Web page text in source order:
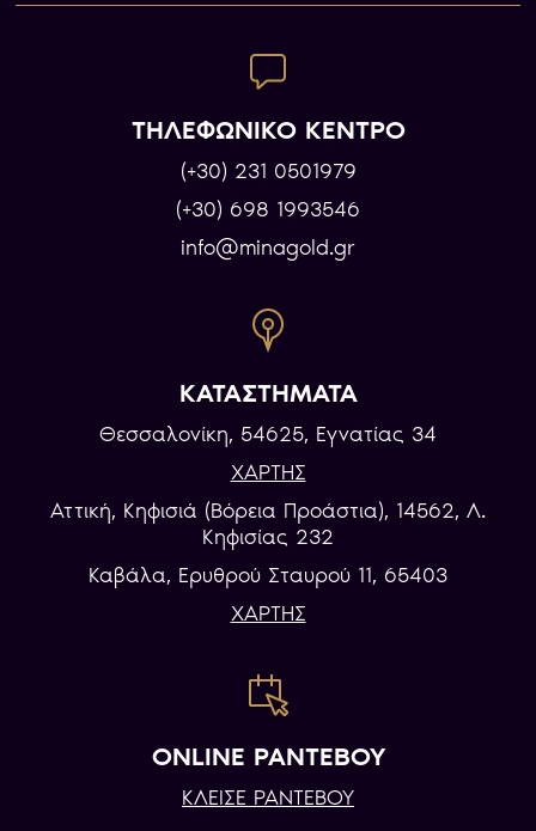
ΤΗΛΕΦΩΝΙΚΟ ΚΕΝΤΡΟ
(+30) 231 0501979
(+30) 698 1993546
info@minagold.gr
ΚΑΤΑΣΤΗΜΑΤΑ
Θεσσαλονίκη, 54625, Εγνατίας 34
ΧΑΡΤΗΣ
Αττική, Κηφισιά (Βόρεια Προάστια), 14562, Λ.
Κηφισίας 232
Καβάλα, Eρυθρού Σταυρού 11, 65403
ΧΑΡΤΗΣ
ONLINE ΡΑΝΤΕΒΟΥ
ΚΛΕΙΣΕ ΡΑΝΤΕΒΟΥ